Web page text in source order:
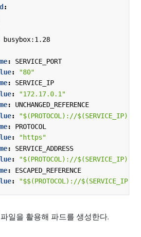
:
busybox:1.28
:
SERVICE_PORT
:
"80"
:
SERVICE_IP
:
"172.17.0.1"
:
UNCHANGED_REFERENCE
:
"$(PROTOCOL)://
:
PROTOCOL
:
"https"
:
SERVICE_ADDRESS
:
"$(PROTOCOL)://
:
ESCAPED_REFERENCE
: "$$(PROTOCOL)://
일을 활용해 파드를 생성한다.